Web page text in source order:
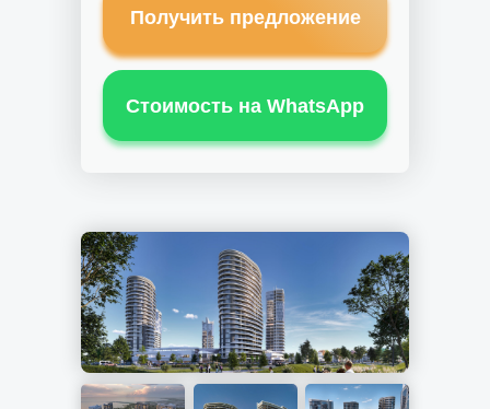
Получить предложение
Стоимость на WhatsApp